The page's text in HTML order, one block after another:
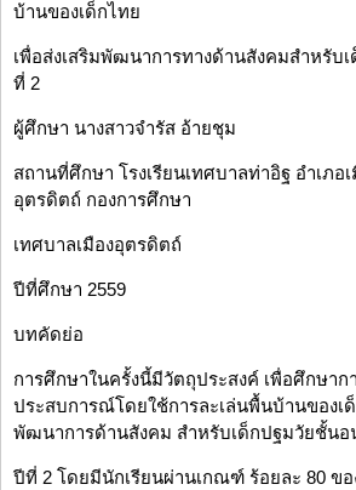
บ้านของเด็กไทย
เพื่อส่งเสริมพัฒนาการทางด้านสังคมสำหรับ
ที่ 2
ผู้ศึกษา นางสาวจำรัส อ้ายชุม
สถานที่ศึกษา โรงเรียนเทศบาลท่าอิฐ อำเภอ
อุตรดิตถ์ กองการศึกษา
เทศบาลเมืองอุตรดิตถ์
ปีที่ศึกษา 2559
บทคัดย่อ
การศึกษาในครั้งนี้มีวัตถุประสงค์ เพื่อศึกษาก
ประสบการณ์โดยใช้การละเล่นพื้นบ้านของเด็
พัฒนาการด้านสังคม สำหรับเด็กปฐมวัยชั้นอ
ปีที่ 2 โดยมีนักเรียนผ่านเกณฑ์ ร้อยละ 80 ข